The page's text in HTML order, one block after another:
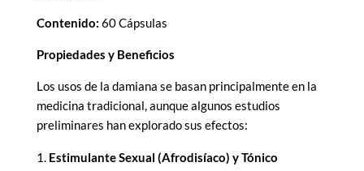
Contenido: 60 Cápsulas
Propiedades y Beneficios
Los usos de la damiana se basan principalmente en la
medicina tradicional, aunque algunos estudios
preliminares han explorado sus efectos:
Estimulante Sexual (Afrodisíaco) y Tónico